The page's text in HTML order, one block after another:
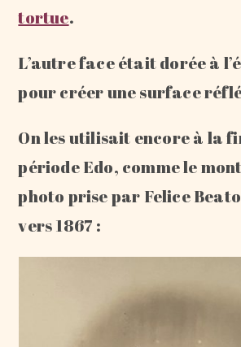
tortue.
L’autre face était dorée à
pour créer une surface
On les utilisait encore à la
période Edo, comme le
photo prise par Felice
vers 1867 :